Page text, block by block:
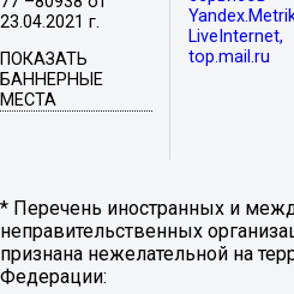
23.04.2021 г.
ПОКАЗАТЬ
БАННЕРНЫЕ
МЕСТА
LiveInternet,
top.mail.ru
* Перечень иностранных и
неправительственных
признана нежелательной на
Федерации: